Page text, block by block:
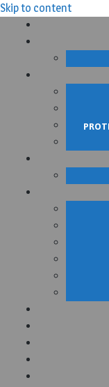
Skip to content